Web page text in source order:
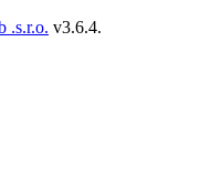
.s.r.o. v3.6.4.